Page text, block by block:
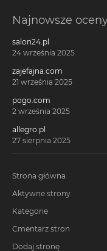
Najnowsze
salon24.pl
24 września 2025
zajefajna.com
21 września 2025
pogo.com
2 września 2025
allegro.pl
27 sierpnia 2025
Strona główna
Aktywne strony
Kategorie
Cmentarz stron
Dodaj stronę